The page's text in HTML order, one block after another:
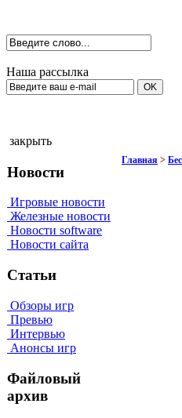
Наша рассылка
закрыть
Новости
Игровые новости
Железные новости
Новости software
Новости сайта
Статьи
Обзоры игр
Превью
Интервью
Анонсы игр
Файловый
архив
Главная >